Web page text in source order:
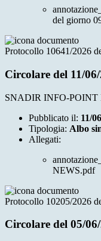
del giorno
Protocollo 10641/2026
Circolare del 11/
SNADIR INFO-POINT
Pubblicato il: 11/
Tipologia: Albo
Allegati:
NEWS.pdf
Protocollo 10205/2026
Circolare del 05/